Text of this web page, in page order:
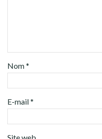
Nom*
E-mail*
Site web